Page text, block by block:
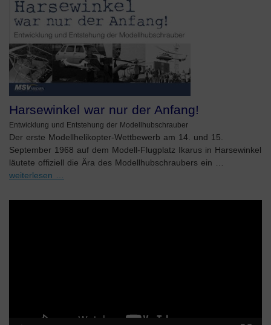
Harsewinkel war nur der Anfang!
Entwicklung und Entstehung der Modellhubschrauber
Der erste Modellhelikopter-Wettbewerb am 14. und 15.
September 1968 auf dem Modell-Flugplatz Ikarus in Harsewinkel
läutete offiziell die Ära des Modellhubschraubers ein …
weiterlesen …